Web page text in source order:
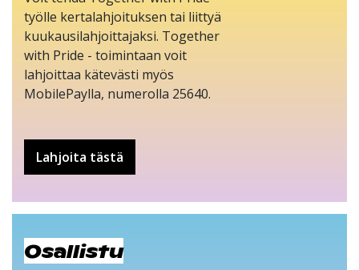
työlle kertalahjoituksen tai liittyä
kuukausilahjoittajaksi. Together
with Pride - toimintaan voit
lahjoittaa kätevästi myös
MobilePaylla, numerolla 25640.
Lahjoita tästä
Osallistu